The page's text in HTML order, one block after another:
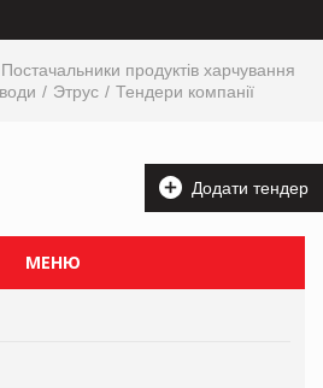
Постачальники продуктів харчування
Этрус Тендери компанії
Додати тендер
МЕНЮ